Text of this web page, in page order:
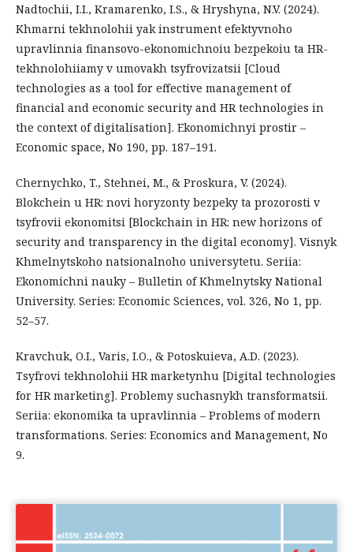
Nadtochii, I.I., Kramarenko, I.S., & Hryshyna, N.V. (2024).
Khmarni tekhnolohii yak instrument efektyvnoho
upravlinnia finansovo-ekonomichnoiu bezpekoiu ta HR-
tekhnolohiiamy v umovakh tsyfrovizatsii [Cloud
technologies as a tool for effective management of
financial and economic security and HR technologies in
the context of digitalisation]. Ekonomichnyi prostir –
Economic space, No 190, pp. 187–191.
Chernychko, T., Stehnei, M., & Proskura, V. (2024).
Blokchein u HR: novi horyzonty bezpeky ta prozorosti v
tsyfrovii ekonomitsi [Blockchain in HR: new horizons of
security and transparency in the digital economy]. Visnyk
Khmelnytskoho natsionalnoho universytetu. Seriia:
Ekonomichni nauky – Bulletin of Khmelnytsky National
University. Series: Economic Sciences, vol. 326, No 1, pp.
52–57.
Kravchuk, O.I., Varis, I.O., & Potoskuieva, A.D. (2023).
Tsyfrovi tekhnolohii HR marketynhu [Digital technologies
for HR marketing]. Problemy suchasnykh transformatsii.
Seriia: ekonomika ta upravlinnia – Problems of modern
transformations. Series: Economics and Management, No
9.